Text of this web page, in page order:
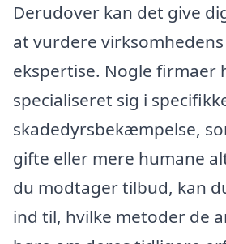
Derudover kan det give
at vurdere
ekspertise. Nogle firmaer
specialiseret sig i
skadedyrsbekæmpelse,
gifte eller mere humane
du modtager tilbud, kan
ind til, hvilke metoder de